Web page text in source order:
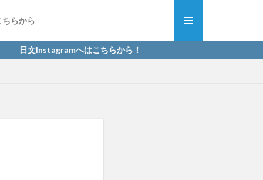
らから
文Instagramへはこちらから！